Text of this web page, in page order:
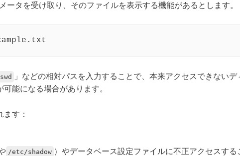
タを受け取り、そのファイルを表示する機能があるとします。
」などの相対パスを入力することで、本来アクセスできないデ
能になる場合があります。
す：
/etc/shadow ）やデータベース設定ファイルに不正アクセスする